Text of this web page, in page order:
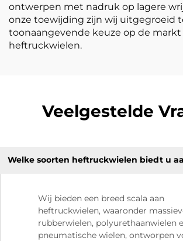
ontwerpen met nadruk op lagere
onze toewijding zijn wij uitgegroeid
toonaangevende keuze op de markt
heftruckwielen.
Veelgestelde
Welke soorten heftruckwielen biedt u
Wij bieden een breed scala aan
heftruckwielen, waaronder
rubberwielen, polyurethaanwielen
pneumatische wielen, ontworpen